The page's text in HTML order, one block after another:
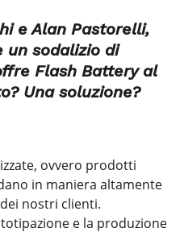
e Alan Pastorelli,
un sodalizio di
Flash Battery al
Una soluzione?
ovvero prodotti
in maniera altamente
nostri clienti.
e la produzione